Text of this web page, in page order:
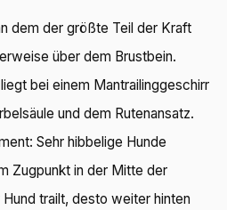
dem der größte Teil der Kraft
über dem Brustbein.
bei einem Mantrailinggeschirr
und dem Rutenansatz.
Sehr hibbelige Hunde
Zugpunkt in der Mitte der
trailt, desto weiter hinten